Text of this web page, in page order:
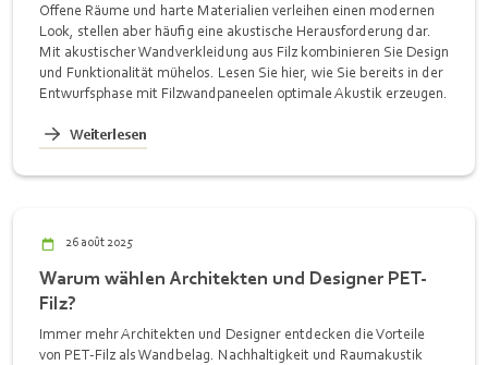
Offene Räume und harte Materialien verleihen einen modernen
Look, stellen aber häufig eine akustische Herausforderung dar.
Mit akustischer Wandverkleidung aus Filz kombinieren Sie Design
und Funktionalität mühelos. Lesen Sie hier, wie Sie bereits in der
Entwurfsphase mit Filzwandpaneelen optimale Akustik erzeugen.
Weiterlesen
26 août 2025
Warum wählen Architekten und Designer PET-
Filz?
Immer mehr Architekten und Designer entdecken die Vorteile
von PET-Filz als Wandbelag. Nachhaltigkeit und Raumakustik